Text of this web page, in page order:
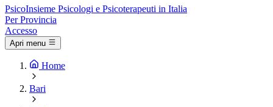
PsicoInsieme Psicologi e Psicoterapeuti in Italia
Per Provincia
Accesso
Apri menu
Home
Bari